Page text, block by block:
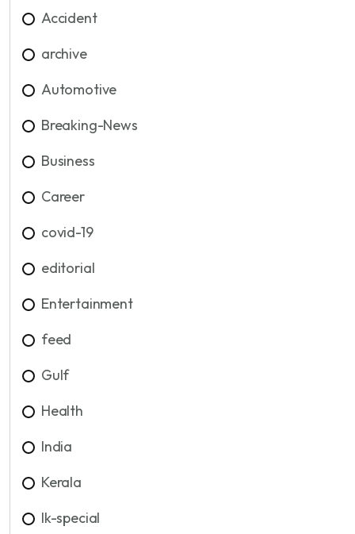
Accident
archive
Automotive
Breaking-News
Business
Career
covid-19
editorial
Entertainment
feed
Gulf
Health
India
Kerala
lk-special